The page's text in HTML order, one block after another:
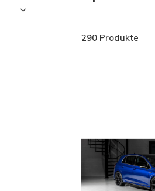
290 Produkte